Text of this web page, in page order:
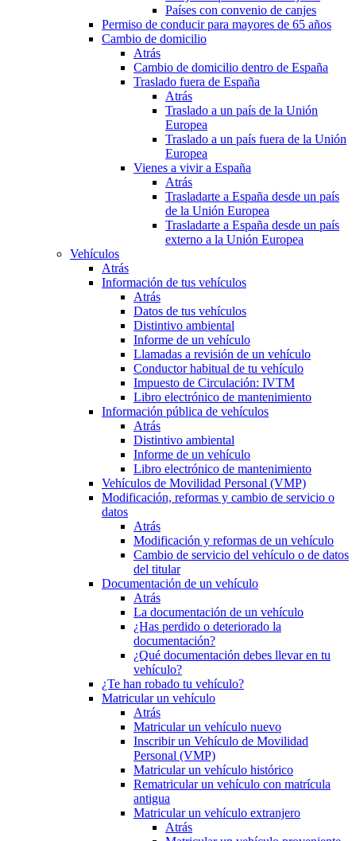
Países con convenio de canjes
Permiso de conducir para mayores de 65 años
Cambio de domicilio
Atrás
Cambio de domicilio dentro de España
Traslado fuera de España
Atrás
Traslado a un país de la Unión
Europea
Traslado a un país fuera de la Unión
Europea
Vienes a vivir a España
Atrás
Trasladarte a España desde un país
de la Unión Europea
Trasladarte a España desde un país
externo a la Unión Europea
Vehículos
Atrás
Información de tus vehículos
Atrás
Datos de tus vehículos
Distintivo ambiental
Informe de un vehículo
Llamadas a revisión de un vehículo
Conductor habitual de tu vehículo
Impuesto de Circulación: IVTM
Libro electrónico de mantenimiento
Información pública de vehículos
Atrás
Distintivo ambiental
Informe de un vehículo
Libro electrónico de mantenimiento
Vehículos de Movilidad Personal (VMP)
Modificación, reformas y cambio de servicio o
datos
Atrás
Modificación y reformas de un vehículo
Cambio de servicio del vehículo o de datos
del titular
Documentación de un vehículo
Atrás
La documentación de un vehículo
¿Has perdido o deteriorado la
documentación?
¿Qué documentación debes llevar en tu
vehículo?
¿Te han robado tu vehículo?
Matricular un vehículo
Atrás
Matricular un vehículo nuevo
Inscribir un Vehículo de Movilidad
Personal (VMP)
Matricular un vehículo histórico
Rematricular un vehículo con matrícula
antigua
Matricular un vehículo extranjero
Atrás